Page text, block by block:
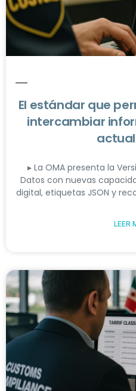
El estándar que
intercambiar
▸ La OMA presenta la
Datos con nuevas
digital, etiquetas JSON y
LEER